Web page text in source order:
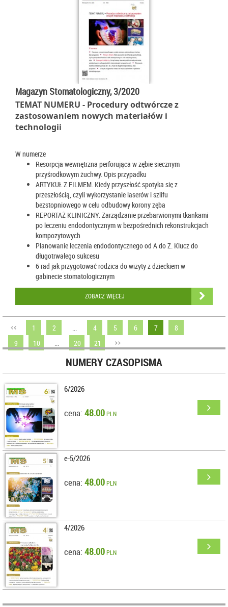
Magazyn Stomatologiczny, 3/2020
TEMAT NUMERU - Procedury odtwórcze z
zastosowaniem nowych materiałów i
technologii
W numerze
Resorpcja wewnętrzna perforująca w zębie siecznym
przyśrodkowym żuchwy. Opis przypadku
ARTYKUŁ Z FILMEM. Kiedy przyszłość spotyka się z
przeszłością, czyli wykorzystanie laserów i szlifu
bezstopniowego w celu odbudowy korony zęba
REPORTAŻ KLINICZNY. Zarządzanie przebarwionymi tkankami
po leczeniu endodontycznym w bezpośrednich rekonstrukcjach
kompozytowych
Planowanie leczenia endodontycznego od A do Z. Klucz do
długotrwałego sukcesu
6 rad jak przygotować rodzica do wizyty z dzieckiem w
gabinecie stomatologicznym
ZOBACZ WIĘCEJ
1 2 ... 4 5 6 7
8
9
10 ... 20 21
NUMERY CZASOPISMA
6/2026
cena: 48.00PLN
e-5/2026
cena: 48.00PLN
4/2026
cena: 48.00PLN